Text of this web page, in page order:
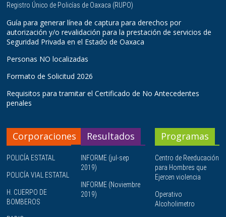
Registro Único de Policías de Oaxaca (RUPO)
Guía para generar línea de captura para derechos por
autorización y/o revalidación para la prestación de servicios de
Seguridad Privada en el Estado de Oaxaca
Personas NO localizadas
Formato de Solicitud 2026
Requisitos para tramitar el Certificado de No Antecedentes
penales
Corporaciones
POLICÍA ESTATAL
POLICÍA VIAL ESTATAL
H. CUERPO DE
BOMBEROS
Resultados
INFORME (jul-sep
2019)
INFORME (Noviembre
2019)
Programas
Centro de Reeducación
para Hombres que
Ejercen violencia
Operativo
Alcoholimetro